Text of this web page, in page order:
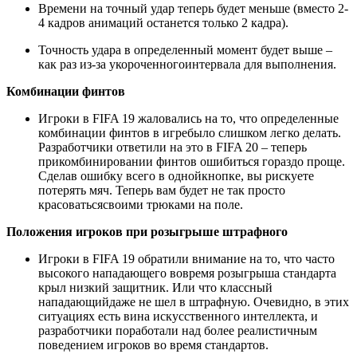
Времени на точный удар теперь будет меньше (вместо 2-
4 кадров анимаций останется только 2 кадра).
Точность удара в определенный момент будет выше –
как раз из-за укороченногоинтервала для выполнения.
Комбинации финтов
Игроки в FIFA 19 жаловались на то, что определенные
комбинации финтов в игребыло слишком легко делать.
Разработчики ответили на это в FIFA 20 – теперь
прикомбинировании финтов ошибиться гораздо проще.
Сделав ошибку всего в однойкнопке, вы рискуете
потерять мяч. Теперь вам будет не так просто
красоватьсясвоими трюками на поле.
Положения игроков при розыгрыше штрафного
Игроки в FIFA 19 обратили внимание на то, что часто
высокого нападающего вовремя розыгрыша стандарта
крыл низкий защитник. Или что классный
нападающийдаже не шел в штрафную. Очевидно, в этих
ситуациях есть вина искусственного интеллекта, и
разработчики поработали над более реалистичным
поведением игроков во время стандартов.